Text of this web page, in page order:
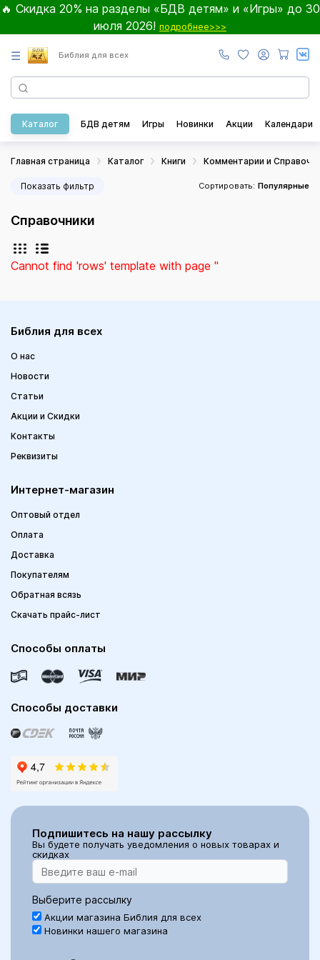
🔥 Скидка 20% на разделы «БДВ детям» и «Игры» до 30
июля 2026! подробнее>>>
☰ Библия для всех
Каталог БДВ детям Игры Новинки Акции Календари
Главная страница Каталог Книги Комментарии и
Показать фильтр Сортировать: Популярные
Справочники
Cannot find 'rows' template with page ''
Библия для всех
О нас
Новости
Статьи
Акции и Скидки
Контакты
Реквизиты
Интернет-магазин
Оптовый отдел
Оплата
Доставка
Покупателям
Обратная всязь
Скачать прайс-лист
Способы оплаты
Способы доставки
Подпишитесь на нашу рассылку
Вы будете получать уведомления о новых товарах и
скидках
Выберите рассылку
Акции магазина Библия для всех
Новинки нашего магазина